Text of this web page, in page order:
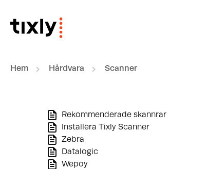
Hem Hårdvara Scanner
Rekommenderade skannrar
Installera Tixly Scanner
Zebra
Datalogic
Wepoy